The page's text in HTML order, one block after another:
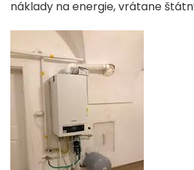
náklady na energie, vrátane